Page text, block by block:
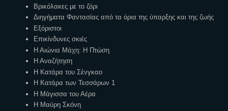
Βρικόλακες με το ζόρι
Διηγήματα Φαντασίας από τα όρια της ύπαρξης και της ζωής
Εξόριστοι
Επικίνδυνες σκιές
Η Αιώνια Μάχη: Η Πτώση
Η Αναζήτηση
Η Κατάρα του Σένγκαο
Η Κατάρα των Τεσσάρων 1
Η Μάγισσα του Αέρα
Η Μαύρη Σκόνη